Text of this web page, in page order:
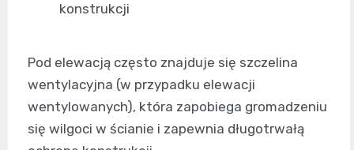
konstrukcji
Pod elewacją często znajduje się szczelina
wentylacyjna (w przypadku elewacji
wentylowanych), która zapobiega gromadzeniu
się wilgoci w ścianie i zapewnia długotrwałą